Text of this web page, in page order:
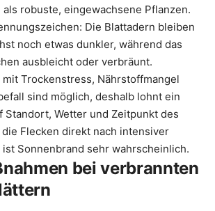
robuste, eingewachsene Pflanzen.
Die Blattadern bleiben
noch etwas dunkler, während das
ausbleicht oder verbräunt.
Trockenstress, Nährstoffmangel
sind möglich, deshalb lohnt ein
Standort, Wetter und Zeitpunkt des
die Flecken direkt nach intensiver
Sonnenbrand sehr wahrscheinlich.
bei verbrannten